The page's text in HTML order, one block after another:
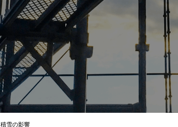
積雪の影響